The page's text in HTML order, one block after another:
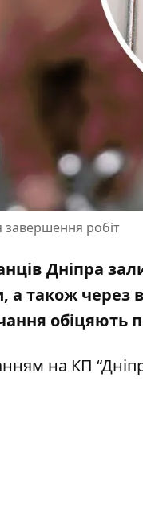
завершення робіт
Дніпра
а також через
на КП